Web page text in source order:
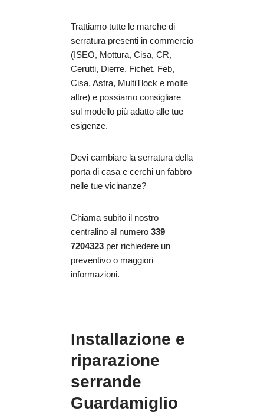
Trattiamo tutte le marche di
serratura presenti in commercio
(ISEO, Mottura, Cisa, CR,
Cerutti, Dierre, Fichet, Feb,
Cisa, Astra, MultiTlock e molte
altre) e possiamo consigliare
sul modello più adatto alle tue
esigenze.
Devi cambiare la serratura della
porta di casa e cerchi un fabbro
nelle tue vicinanze?
Chiama subito il nostro
centralino al numero 339
7204323 per richiedere un
preventivo o maggiori
informazioni.
Installazione e
riparazione
serrande
Guardamiglio